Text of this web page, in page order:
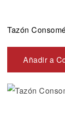
Tazón
Añadir a